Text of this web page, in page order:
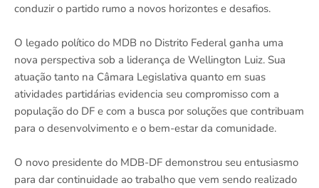
conduzir o partido rumo a novos horizontes e desafios.
O legado político do MDB no Distrito Federal ganha uma
nova perspectiva sob a liderança de Wellington Luiz. Sua
atuação tanto na Câmara Legislativa quanto em suas
atividades partidárias evidencia seu compromisso com a
população do DF e com a busca por soluções que contribuam
para o desenvolvimento e o bem-estar da comunidade.
O novo presidente do MDB-DF demonstrou seu entusiasmo
para dar continuidade ao trabalho que vem sendo realizado